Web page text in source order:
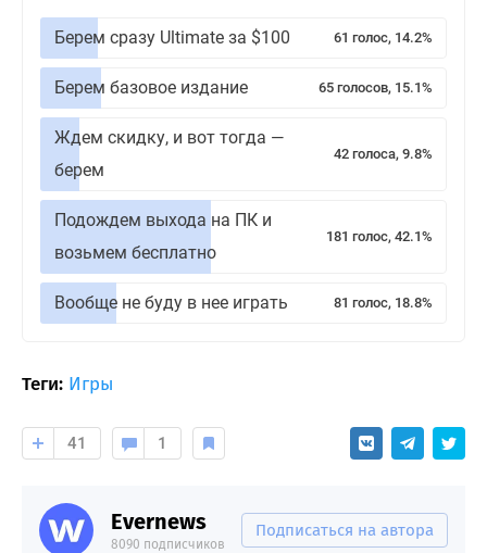
Берем сразу Ultimate за $100 61 голос, 14.2%
Берем базовое издание 65 голосов, 15.1%
Ждем скидку, и вот тогда —
берем
42 голоса, 9.8%
Подождем выхода на ПК и
возьмем бесплатно
181 голос, 42.1%
Вообще не буду в нее играть 81 голос, 18.8%
Теги: Игры
41 1
Evernews
8090 подписчиков
Подписаться на автора